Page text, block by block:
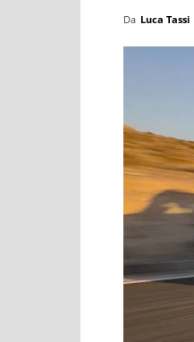
Da Luca Tassi